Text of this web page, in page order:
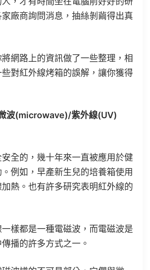
廠商詢問消息，抽絲剝繭得出真
網路上的資訊做了一些整理，相
對紅外線烤箱的誤解，讓你獲得
波(microwave)/紫外線(UV)
全的，幾十年來一直被應用於健
例如，早產新生兒的培養箱使用
熱。也有許多研究表明紅外線的
樣都是一種電磁波，而電磁波是
播的許多方式之一。